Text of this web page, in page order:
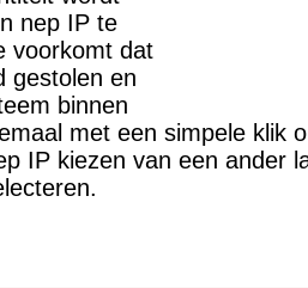
nep IP te
voorkomt dat
gestolen en
binnen
met een simpele klik
IP kiezen van een ander